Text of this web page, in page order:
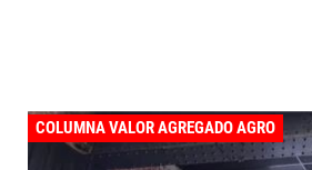
COLUMNA VALOR AGREGADO AGRO